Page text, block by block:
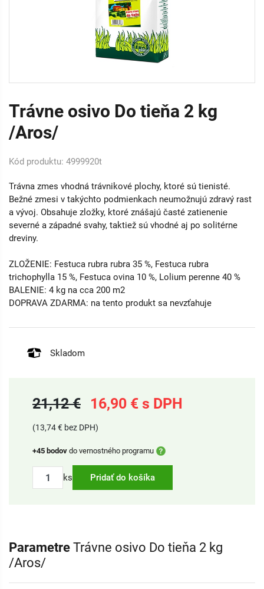
Trávne osivo Do tieňa 2 kg
/Aros/
Kód produktu: 4999920t
Trávna zmes vhodná trávnikové plochy, ktoré sú tienisté.
Bežné zmesi v takýchto podmienkach neumožnujú zdravý rast
a vývoj. Obsahuje zložky, ktoré znášajú časté zatienenie
severné a západné svahy, taktiež sú vhodné aj po solitérne
dreviny.
ZLOŽENIE: Festuca rubra rubra 35 %, Festuca rubra
trichophylla 15 %, Festuca ovina 10 %, Lolium perenne 40 %
BALENIE: 4 kg na cca 200 m2
DOPRAVA ZDARMA: na tento produkt sa nevzťahuje
Skladom
21,12 € 16,90 € s DPH
(13,74 € bez DPH)
+45 bodov do vernostného programu
ks Pridať do košíka
Parametre Trávne osivo Do tieňa 2 kg
/Aros/